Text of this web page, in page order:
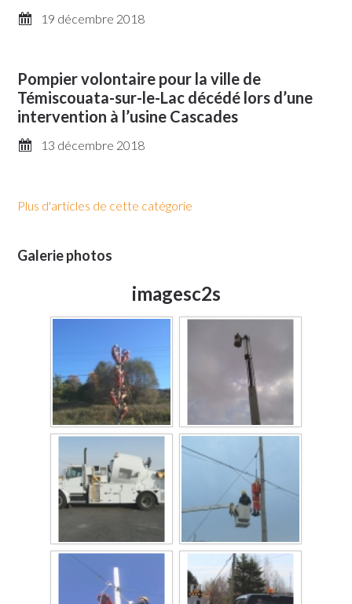
19 décembre 2018
Pompier volontaire pour la ville de
Témiscouata-sur-le-Lac décédé lors d’une
intervention à l’usine Cascades
13 décembre 2018
Plus d'articles de cette catégorie
Galerie photos
imagesc2s